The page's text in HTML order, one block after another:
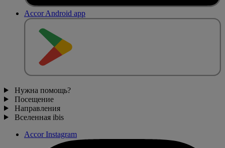
Accor Android app
Нужна помощь?
Посещение
Направления
Вселенная ibis
Accor Instagram